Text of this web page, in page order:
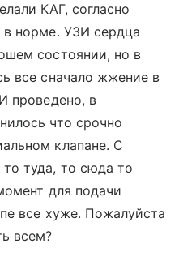
КАГ, согласно
в норме. УЗИ сердца
состоянии, но в
все сначало жжение в
проведено, в
что срочно
клапане. С
туда, то сюда то
для подачи
все хуже. Пожалуйста
всем?